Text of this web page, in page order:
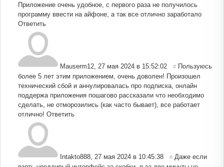
Приложение очень удобное, с первого раза не получилось
программу ввести на айфоне, а так все отлично заработало
Ответить
Mauserm12 27 мая 2024 в 15:52:02 # Пользуюсь
более 5 лет этим приложением, очень доволен! Произошел
технический сбой и аннулировалась про подписка, онлайн
поддержа приложения пошагово рассказали что необходимо
сделать, не отморозились (как часто бывает), все работает
отлично! Ответить
Intakto888 27 мая 2024 в 10:45:38 # Даже если